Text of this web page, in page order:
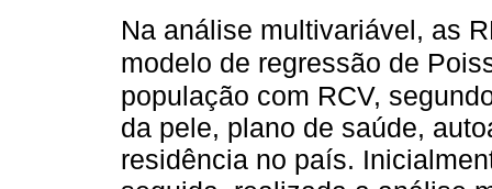
Na análise multivariável, as
modelo de regressão de
população com RCV,
da pele, plano de saúde,
residência no país.